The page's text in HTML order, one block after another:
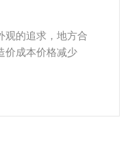
观的追求，地方合
价成本价格减少